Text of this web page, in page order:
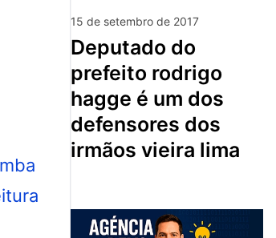
15 de setembro de 2017
deputado do
prefeito rodrigo
hagge é um dos
defensores dos
irmãos vieira lima